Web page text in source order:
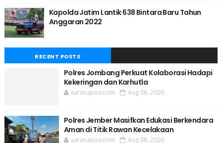
Kapolda Jatim Lantik 638 Bintara Baru Tahun
Anggaran 2022
RECENT POSTS
Polres Jombang Perkuat Kolaborasi Hadapi
Kekeringan dan Karhutla
saranapos.com Aug 06, 2026
Polres Jember Masifkan Edukasi Berkendara
Aman di Titik Rawan Kecelakaan
saranapos.com Aug 06, 2026